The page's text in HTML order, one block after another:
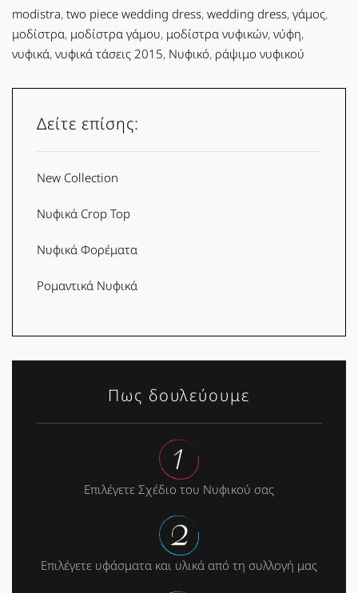
modistra, two piece wedding dress, wedding dress, γάμος,
μοδίστρα, μοδίστρα γάμου, μοδίστρα νυφικών, νύφη,
νυφικά, νυφικά τάσεις 2015, Νυφικό, ράψιμο νυφικού
Δείτε επίσης:
New Collection
Νυφικά Crop Top
Νυφικά Φορέματα
Ρομαντικά Νυφικά
Πως δουλεύουμε
Επιλέγετε Σχέδιο του Νυφικού σας
Επιλέγετε υφάσματα και υλικά από τη συλλογή μας